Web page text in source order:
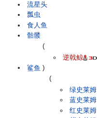
流星头
瓢虫
食人鱼
骷髅
鲨鱼
(
逆戟鲸
)
(
绿史莱姆
蓝史莱姆
红史莱姆